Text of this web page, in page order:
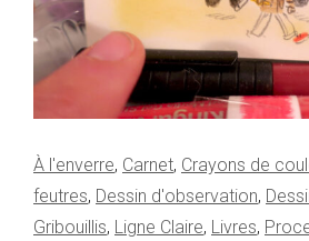
À l'enverre, Carnet, Crayons de
feutres, Dessin d'observation,
Gribouillis, Ligne Claire, Livres,